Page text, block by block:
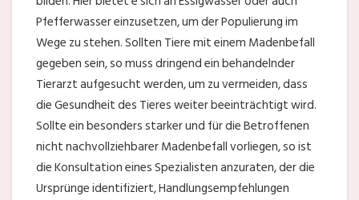
Pfefferwasser einzusetzen, um der Populierung im
Wege zu stehen. Sollten Tiere mit einem Madenbefall
gegeben sein, so muss dringend ein behandelnder
Tierarzt aufgesucht werden, um zu vermeiden, dass
die Gesundheit des Tieres weiter beeinträchtigt wird.
Sollte ein besonders starker und für die Betroffenen
nicht nachvollziehbarer Madenbefall vorliegen, so ist
die Konsultation eines Spezialisten anzuraten, der die
Ursprünge identifiziert, Handlungsempfehlungen